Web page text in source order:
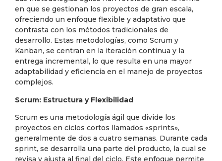
en que se gestionan los proyectos de gran escala,
ofreciendo un enfoque flexible y adaptativo que
contrasta con los métodos tradicionales de
desarrollo. Estas metodologías, como Scrum y
Kanban, se centran en la iteración continua y la
entrega incremental, lo que resulta en una mayor
adaptabilidad y eficiencia en el manejo de proyectos
complejos.
Scrum: Estructura y Flexibilidad
Scrum es una metodología ágil que divide los
proyectos en ciclos cortos llamados «sprints»,
generalmente de dos a cuatro semanas. Durante cada
sprint, se desarrolla una parte del producto, la cual se
revisa y ajusta al final del ciclo. Este enfoque permite